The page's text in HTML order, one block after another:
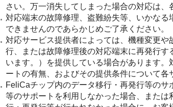
さい。万一消失してしまった場合の対応は、
対応端末の故障修理、盗難紛失等、いかな
できませんのであらかじめご了承ください。
対応サービス提供者によっては、機種変更
行、または故障修理後の対応端末に再発行
います。）を提供している場合があります
ートの有無、およびその提供条件について各
FeliCaチップ内のデータ移行・再発行等の
等のサポートを利用しなかった場合、また